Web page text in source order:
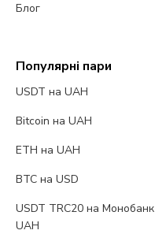
Блог
Популярні пари
USDT на UAH
Bitcoin на UAH
ETH на UAH
BTC на USD
USDT TRC20 на Монобанк
UAH